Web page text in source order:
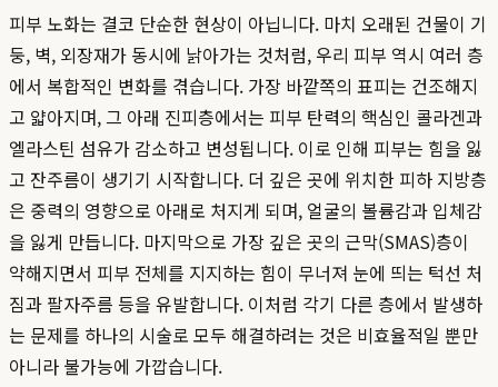
피부 노화는 결코 단순한 현상이 아닙니다. 마치 오래된 건물이 기
둥, 벽, 외장재가 동시에 낡아가는 것처럼, 우리 피부 역시 여러 층
에서 복합적인 변화를 겪습니다. 가장 바깥쪽의 표피는 건조해지
고 얇아지며, 그 아래 진피층에서는 피부 탄력의 핵심인 콜라겐과
엘라스틴 섬유가 감소하고 변성됩니다. 이로 인해 피부는 힘을 잃
고 잔주름이 생기기 시작합니다. 더 깊은 곳에 위치한 피하 지방층
은 중력의 영향으로 아래로 처지게 되며, 얼굴의 볼륨감과 입체감
을 잃게 만듭니다. 마지막으로 가장 깊은 곳의 근막(SMAS)층이
약해지면서 피부 전체를 지지하는 힘이 무너져 눈에 띄는 턱선 처
짐과 팔자주름 등을 유발합니다. 이처럼 각기 다른 층에서 발생하
는 문제를 하나의 시술로 모두 해결하려는 것은 비효율적일 뿐만
아니라 불가능에 가깝습니다.